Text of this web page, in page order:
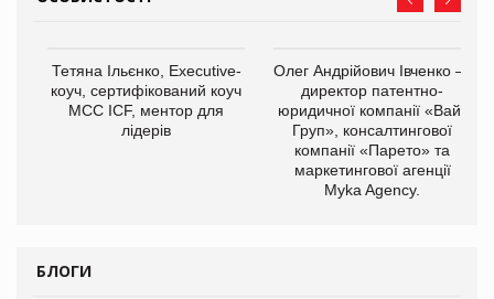
Тетяна Ільєнко, Executive-
коуч, сертифікований коуч
МСС ICF, ментор для
лідерів
Олег Андрійович Івченко —
директор патентно-
юридичної компанії «Вайз
Груп», консалтингової
компанії «Парето» та
маркетингової агенції
Myka Agency.
БЛОГИ